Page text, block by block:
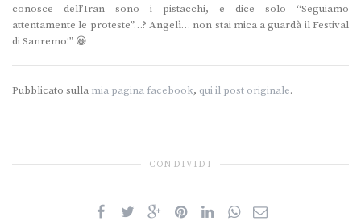
conosce dell’Iran sono i pistacchi, e dice solo “Seguiamo
attentamente le proteste”…? Angelì… non stai mica a guardà il Festival
di Sanremo!” 😀
Pubblicato sulla mia pagina facebook, qui il post originale.
CONDIVIDI